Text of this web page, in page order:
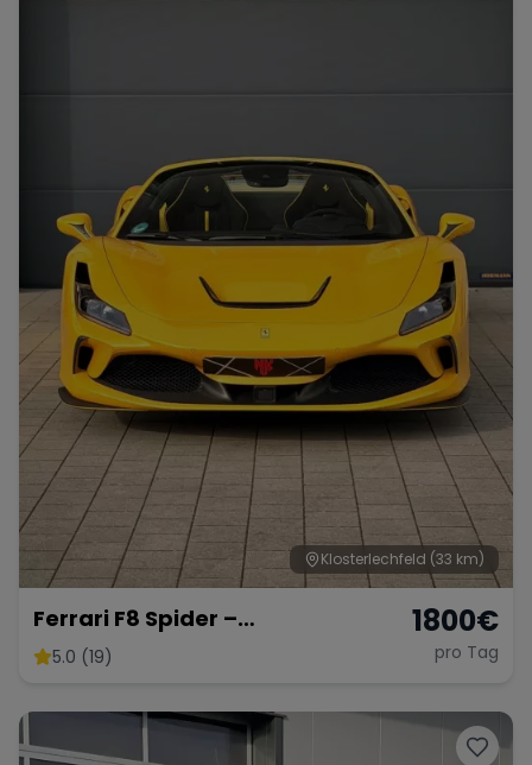
Klosterlechfeld (33 km)
Ferrari F8 Spider –
Atemberaubendes Cabrio
5.0 (19)
1800€
pro Tag